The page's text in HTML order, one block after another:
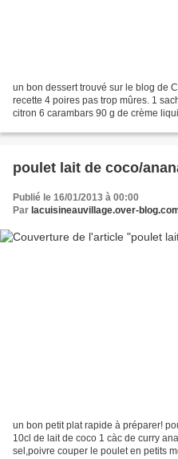
un bon dessert trouvé sur le blog de
recette 4 poires pas trop mûres. 1
citron 6 carambars 90 g de crème
poulet lait de coco/
Publié le 16/01/2013 à 00:00
Par lacuisineauvillage.over-
un bon petit plat rapide à préparer!
10cl de lait de coco 1 càc de curry
sel,poivre couper le poulet en petits